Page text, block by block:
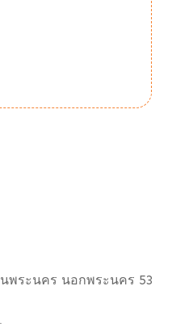
พระนคร นอกพระนคร 53